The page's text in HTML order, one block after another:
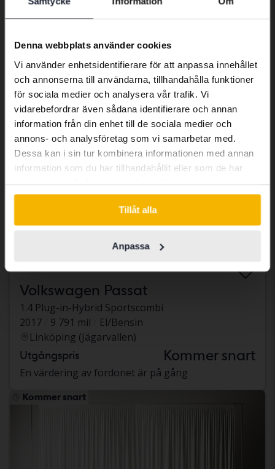
Denna webbplats använder cookies
Vi använder enhetsidentifierare för att anpassa innehållet
och annonserna till användarna, tillhandahålla funktioner
för sociala medier och analysera vår trafik. Vi
vidarebefordrar även sådana identifierare och annan
information från din enhet till de sociala medier och
annons- och analysföretag som vi samarbetar med.
Dessa kan i sin tur kombinera informationen med annan
information som du har tillhandahållit eller som de har
Tillåt alla
Anpassa
Utgångspris Kommer snart
En värdering av fordonet är på gång
Kommer snart
Volkswagen Passat
1.4 Plug-in-Hybrid Sportscombi
2017
9 791 mil
El/Bensin
Linköping (Jägarvallen)
Utgångspris Kommer snart
En värdering av fordonet är på gång
Kommer snart
Preferred language
We have detected that your browser
Swedish. To better service our friends
abroad we have an English language
site (kvdcars.com) that contains all the
same vehicles and services.
Continue in Swedish